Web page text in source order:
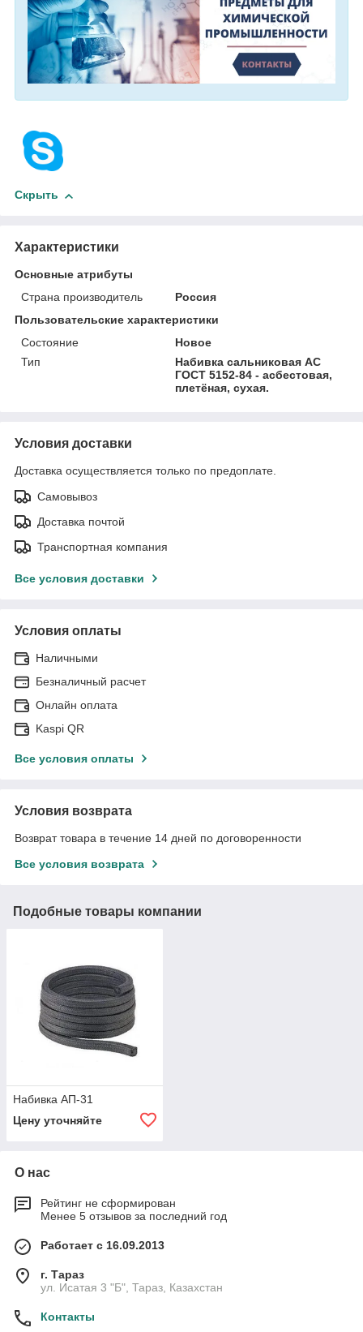
Скрыть
Характеристики
Основные атрибуты
Страна производитель
Россия
Пользовательские характеристики
Состояние
Новое
Тип
Набивка сальниковая АС
ГОСТ 5152-84 - асбестовая,
плетёная, сухая.
Условия доставки
Доставка осуществляется только по предоплате.
Самовывоз
Доставка почтой
Транспортная компания
Все условия доставки
Условия оплаты
Наличными
Безналичный расчет
Онлайн оплата
Kaspi QR
Все условия оплаты
Условия возврата
Возврат товара в течение 14 дней по договоренности
Все условия возврата
Подобные товары компании
Набивка АП-31
Цену уточняйте
О нас
Рейтинг не сформирован
Менее 5 отзывов за последний год
Работает с 16.09.2013
г. Тараз
ул. Исатая 3 "Б", Тараз, Казахстан
Контакты